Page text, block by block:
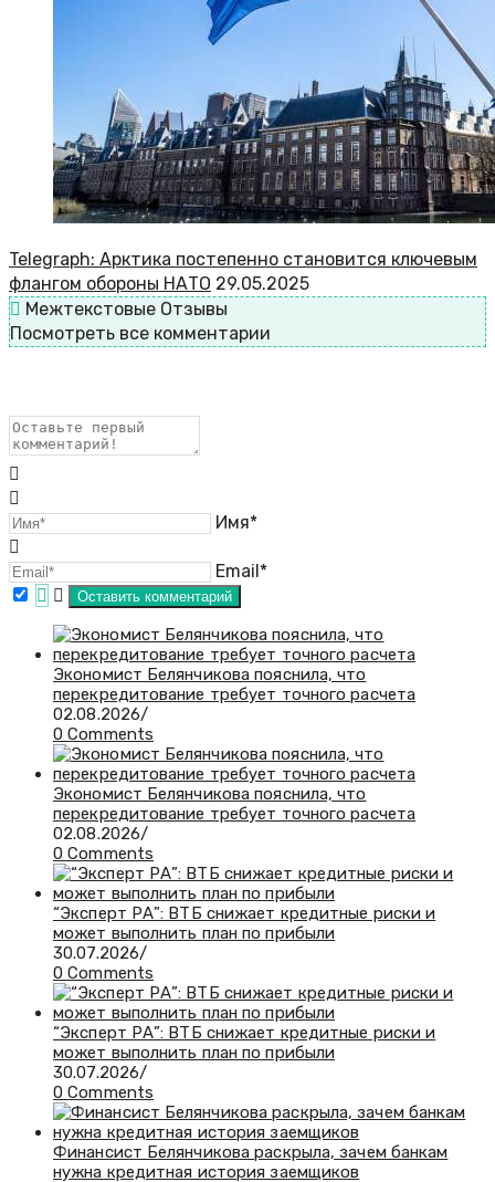
Telegraph: Арктика постепенно становится ключевым
флангом обороны НАТО 29.05.2025
Межтекстовые Отзывы
Посмотреть все комментарии
Имя*
Email*
Экономист Белянчикова пояснила, что
перекредитование требует точного расчета
02.08.2026/
0 Comments
Экономист Белянчикова пояснила, что
перекредитование требует точного расчета
02.08.2026/
0 Comments
“Эксперт РА”: ВТБ снижает кредитные риски и
может выполнить план по прибыли
30.07.2026/
0 Comments
“Эксперт РА”: ВТБ снижает кредитные риски и
может выполнить план по прибыли
30.07.2026/
0 Comments
Финансист Белянчикова раскрыла, зачем банкам
нужна кредитная история заемщиков